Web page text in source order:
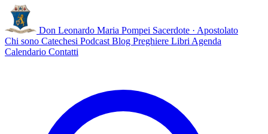
Don Leonardo Maria Pompei Sacerdote · Apostolato
Chi sono Catechesi Podcast Blog Preghiere Libri Agenda
Calendario Contatti